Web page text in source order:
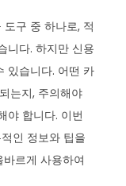
구 중 하나로, 적
니다. 하지만 신용
있습니다. 어떤 카
는지, 주의해야
야 합니다. 이번
인 정보와 팁을
르게 사용하여